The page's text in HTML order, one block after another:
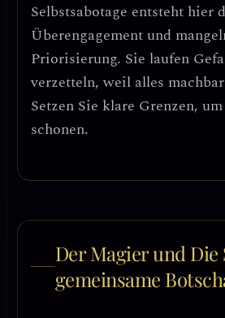
Selbstsabotage entsteht hier
Überengagement und
Priorisierung. Sie laufen
verzetteln, weil alles
Setzen Sie klare Grenzen,
schonen.
Der Magier und Die
gemeinsame